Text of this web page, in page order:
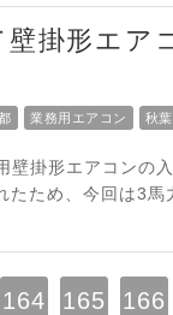
掛形エア
業務用エアコン 秋
壁掛形エアコンの
たため、今回は3
164 165 166